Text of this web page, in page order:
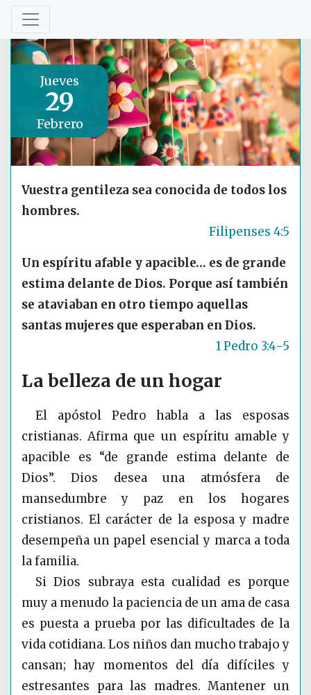
Jueves
29
Febrero
Vuestra gentileza sea conocida de todos los
hombres.
Filipenses 4:5
Un espíritu afable y apacible… es de grande
estima delante de Dios. Porque así también
se ataviaban en otro tiempo aquellas
santas mujeres que esperaban en Dios.
1 Pedro 3:4-5
La belleza de un hogar
El apóstol Pedro habla a las esposas
cristianas. Afirma que un espíritu amable y
apacible es “de grande estima delante de
Dios”. Dios desea una atmósfera de
mansedumbre y paz en los hogares
cristianos. El carácter de la esposa y madre
desempeña un papel esencial y marca a toda
la familia.
Si Dios subraya esta cualidad es porque
muy a menudo la paciencia de un ama de casa
es puesta a prueba por las dificultades de la
vida cotidiana. Los niños dan mucho trabajo y
cansan; hay momentos del día difíciles y
estresantes para las madres. Mantener un